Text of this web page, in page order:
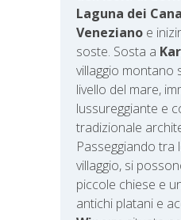
Laguna dei
Venezianoe
soste. Sosta a
villaggio montano
livello del mare,
lussureggiante e
tradizionale
Passeggiando tra
villaggio, si
piccole chiese e
antichi platani e